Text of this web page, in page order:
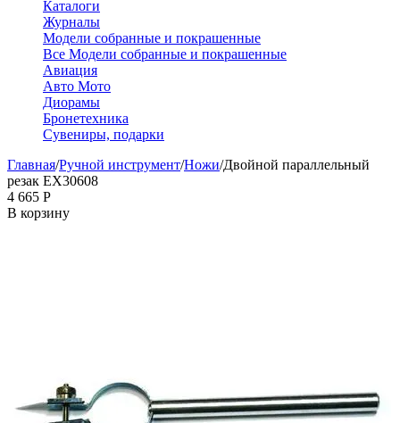
Каталоги
Журналы
Модели собранные и покрашенные
Все Модели собранные и покрашенные
Авиация
Авто Мото
Диорамы
Бронетехника
Сувениры, подарки
Главная/Ручной инструмент/Ножи/Двойной параллельный
резак EX30608
4 665 Р
В корзину